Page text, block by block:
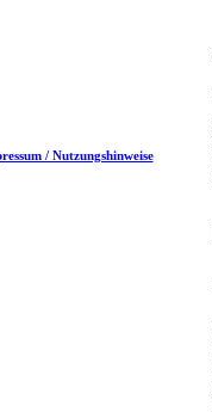
/ Nutzungshinweise